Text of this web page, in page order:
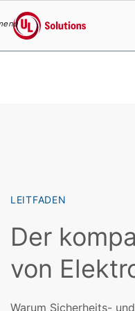
UL Solutions
LEITFADEN
Der
von
Warum Sicherheits-